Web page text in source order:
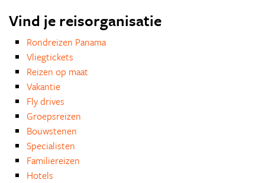
Vind je reisorganisatie
Rondreizen Panama
Vliegtickets
Reizen op maat
Vakantie
Fly drives
Groepsreizen
Bouwstenen
Specialisten
Familiereizen
Hotels